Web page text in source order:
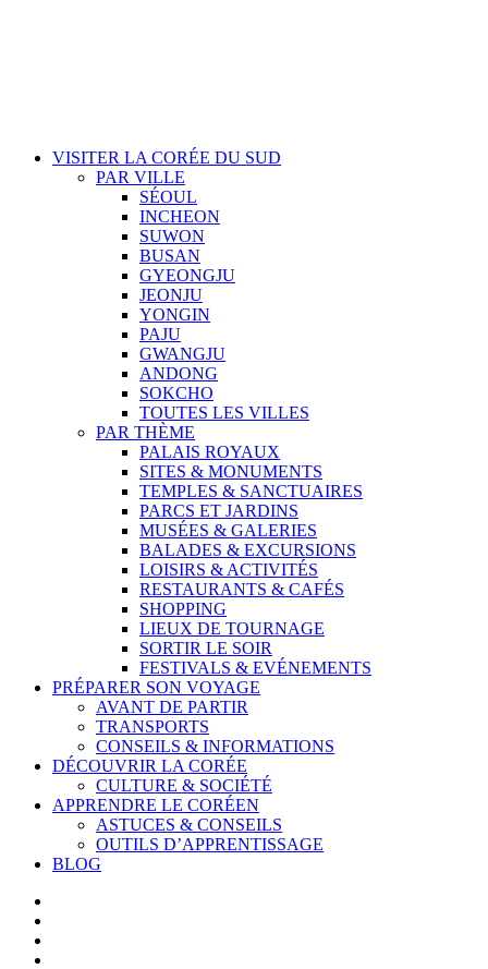
VISITER LA CORÉE DU SUD
PAR VILLE
SÉOUL
INCHEON
SUWON
BUSAN
GYEONGJU
JEONJU
YONGIN
PAJU
GWANGJU
ANDONG
SOKCHO
TOUTES LES VILLES
PAR THÈME
PALAIS ROYAUX
SITES & MONUMENTS
TEMPLES & SANCTUAIRES
PARCS ET JARDINS
MUSÉES & GALERIES
BALADES & EXCURSIONS
LOISIRS & ACTIVITÉS
RESTAURANTS & CAFÉS
SHOPPING
LIEUX DE TOURNAGE
SORTIR LE SOIR
FESTIVALS & EVÉNEMENTS
PRÉPARER SON VOYAGE
AVANT DE PARTIR
TRANSPORTS
CONSEILS & INFORMATIONS
DÉCOUVRIR LA CORÉE
CULTURE & SOCIÉTÉ
APPRENDRE LE CORÉEN
ASTUCES & CONSEILS
OUTILS D’APPRENTISSAGE
BLOG